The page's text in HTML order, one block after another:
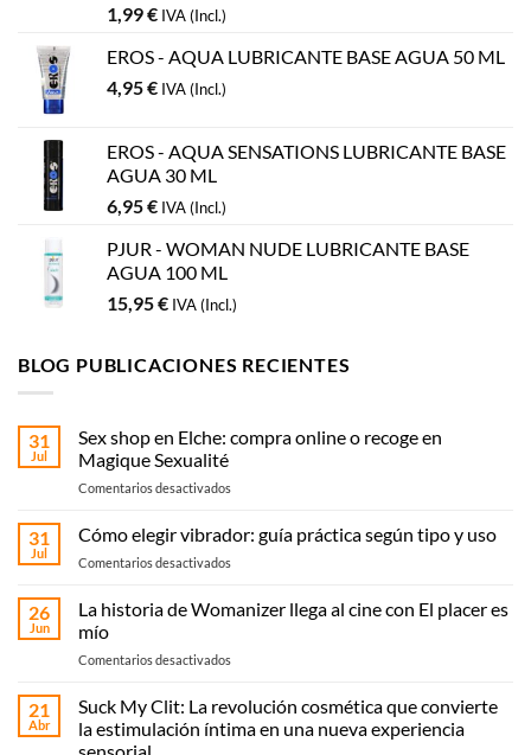
1,99€ IVA (Incl.)
EROS - AQUA LUBRICANTE BASE AGUA 50 ML
4,95€ IVA (Incl.)
EROS - AQUA SENSATIONS LUBRICANTE BASE
AGUA 30 ML
6,95€ IVA (Incl.)
PJUR - WOMAN NUDE LUBRICANTE BASE
AGUA 100 ML
15,95€ IVA (Incl.)
BLOG PUBLICACIONES RECIENTES
31
Jul
Sex shop en Elche: compra online o recoge en
Magique Sexualité
Comentarios desactivadosen
shop
Elche:
online
en
Sexualité
31
Jul
Cómo elegir vibrador: guía práctica según tipo y uso
Comentarios desactivadosen
elegir
práctica
tipo
26
Jun
La historia de Womanizer llega al cine con El placer es
mío
Comentarios desactivadosen
historia
Womanizer
21
Abr
Suck My Clit: La revolución cosmética que convierte
la estimulación íntima en una nueva experiencia